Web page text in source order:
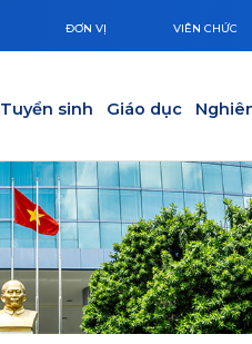
ĐƠN VỊ VIÊN CHỨC
Tuyển sinh Giáo dục